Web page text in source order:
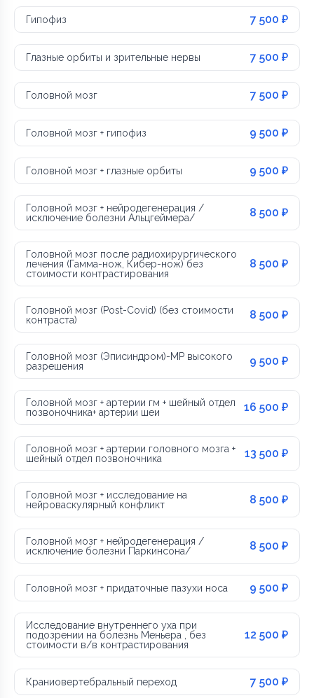
Гипофиз 7 500 ₽
Глазные орбиты и зрительные нервы 7 500 ₽
Головной мозг 7 500 ₽
Головной мозг + гипофиз 9 500 ₽
Головной мозг + глазные орбиты 9 500 ₽
Головной мозг + нейродегенерация /
исключение болезни Альцгеймера/
8 500 ₽
Головной мозг после радиохирургического
лечения (Гамма-нож, Кибер-нож) без
стоимости контрастирования
8 500 ₽
Головной мозг (Post-Covid) (без стоимости
контраста)
8 500 ₽
Головной мозг (Эписиндром)-МР высокого
разрешения
9 500 ₽
Головной мозг + артерии гм + шейный отдел
позвоночника+ артерии шеи
16 500 ₽
Головной мозг + артерии головного мозга +
шейный отдел позвоночника
13 500 ₽
Головной мозг + исследование на
нейроваскулярный конфликт
8 500 ₽
Головной мозг + нейродегенерация /
исключение болезни Паркинсона/
8 500 ₽
Головной мозг + придаточные пазухи носа 9 500 ₽
Исследование внутреннего уха при
подозрении на болезнь Меньера , без
стоимости в/в контрастирования
12 500 ₽
Краниовертебральный переход 7 500 ₽